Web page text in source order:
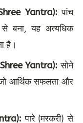
Yantra): पांच
से बना, यह अत्यधिक
है।
Yantra): सोने
जो आर्थिक सफलता और
पारे (मरकरी) से